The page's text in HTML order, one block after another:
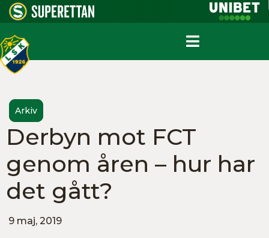
Arkiv
Derbyn mot FCT
genom åren – hur har
det gått?
9 maj, 2019